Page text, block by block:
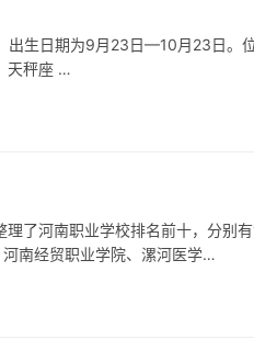
出生日期为9月23日—10月23日。
天秤座 …
了河南职业学校排名前十，分别
南经贸职业学院、漯河医学…